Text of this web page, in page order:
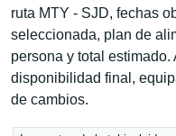
ruta MTY - SJD, fechas
seleccionada, plan de
persona y total
disponibilidad final,
de cambios.